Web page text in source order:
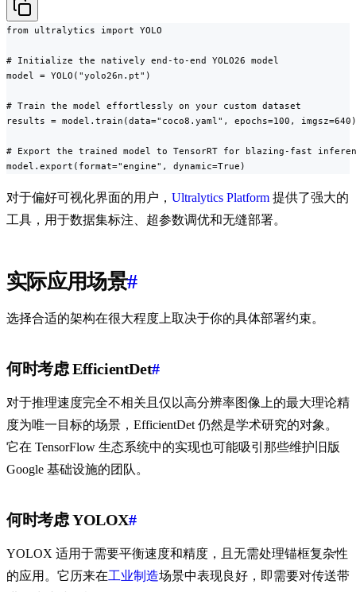
from ultralytics import YOLO
# Initialize the natively end-to-end YOLO26 model
model = YOLO("yolo26n.pt")
# Train the model effortlessly on your custom dataset
results = model.train(data="coco8.yaml", epochs=100, imgsz=640)
# Export the trained model to TensorRT for blazing-fast
model.export(format="engine", dynamic=True)
对于偏好可视化界面的用户， Ultralytics Platform 提供了强大的
工具，用于数据集标注、超参数调优和无缝部署。
实际应用场景#
选择合适的架构在很大程度上取决于你的具体部署约束。
何时考虑 EfficientDet#
对于推理速度完全不相关且仅以高分辨率图像上的最大理论精
度为唯一目标的场景，EfficientDet 仍然是学术研究的对象。
它在 TensorFlow 生态系统中的实现也可能吸引那些维护旧版
Google 基础设施的团队。
何时考虑 YOLOX#
YOLOX 适用于需要平衡速度和精度，且无需处理锚框复杂性
的应用。它历来在工业制造场景中表现良好，即需要对传送带